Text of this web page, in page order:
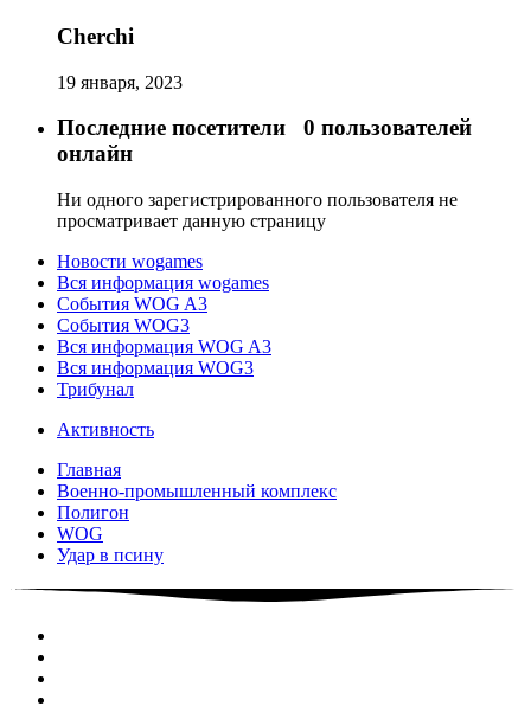
Cherchi
19 января, 2023
Последние посетители 0 пользователей
онлайн
Ни одного зарегистрированного пользователя не
просматривает данную страницу
Новости wogames
Вся информация wogames
События WOG A3
События WOG3
Вся информация WOG A3
Вся информация WOG3
Трибунал
Активность
Главная
Военно-промышленный комплекс
Полигон
WOG
Удар в псину